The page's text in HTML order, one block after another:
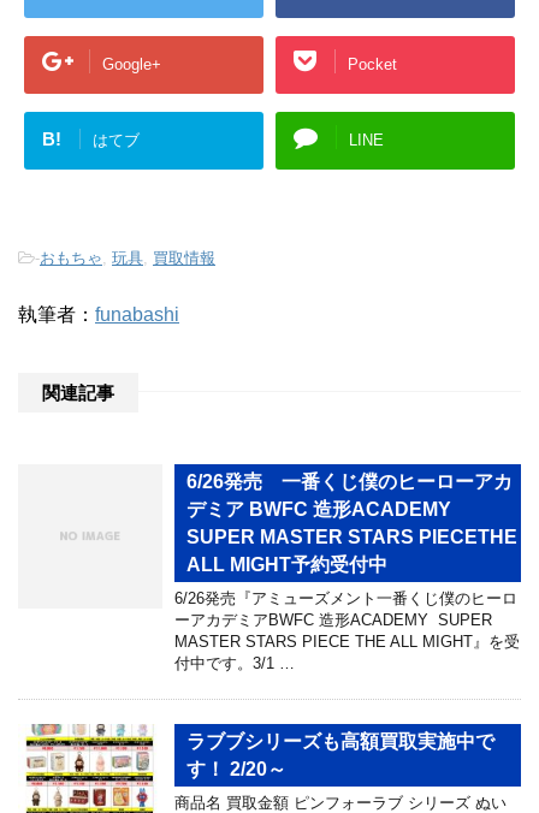
Google+ Pocket
B! はてブ LINE
-おもちゃ 玩具 買取情報
執筆者： funabashi
関連記事
6/26発売 一番くじ僕のヒーローアカ
デミア BWFC 造形ACADEMY
SUPER MASTER STARS PIECETHE
ALL MIGHT予約受付中
6/26発売『アミューズメント一番くじ僕のヒーロ
ーアカデミアBWFC 造形ACADEMY SUPER
MASTER STARS PIECE THE ALL MIGHT』を受
付中です。3/1 …
ラブブシリーズも高額買取実施中で
す！ 2/20～
商品名 買取金額 ピンフォーラブ シリーズ ぬい